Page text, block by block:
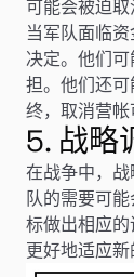
可能会被迫取
当军队面临
决定。他们
担。他们还
终，取消营帐
5. 战略
在战争中，
队的需要可
标做出相应
更好地适应新